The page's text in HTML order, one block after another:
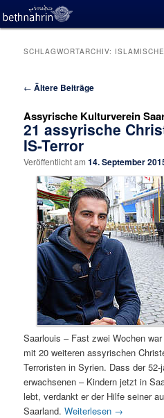
SCHLAGWORTARCHIV:
Beitragsnavigation
← Ältere Beiträge
Assyrische Kulturverein
21 assyrische
IS-Terror
Veröffentlicht am14. September
Saarlouis – Fast zwei Wochen
mit 20 weiteren assyrischen
Terroristen in Syrien. Dass der
erwachsenen – Kindern jetzt in
lebt, verdankt er der Hilfe seiner
Saarland.Weiterlesen →